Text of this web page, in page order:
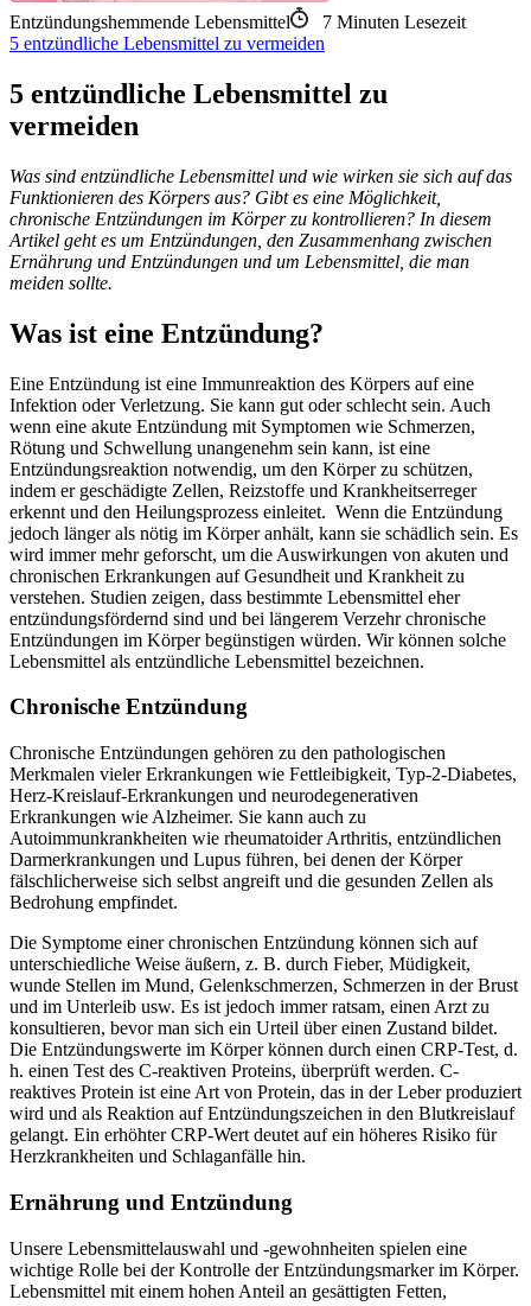
Entzündungshemmende Lebensmittel 7 Minuten Lesezeit
5 entzündliche Lebensmittel zu vermeiden
5 entzündliche Lebensmittel zu
vermeiden
Was sind entzündliche Lebensmittel und wie wirken sie sich auf das
Funktionieren des Körpers aus? Gibt es eine Möglichkeit,
chronische Entzündungen im Körper zu kontrollieren? In diesem
Artikel geht es um Entzündungen, den Zusammenhang zwischen
Ernährung und Entzündungen und um Lebensmittel, die man
meiden sollte.
Was ist eine Entzündung?
Eine Entzündung ist eine Immunreaktion des Körpers auf eine
Infektion oder Verletzung. Sie kann gut oder schlecht sein. Auch
wenn eine akute Entzündung mit Symptomen wie Schmerzen,
Rötung und Schwellung unangenehm sein kann, ist eine
Entzündungsreaktion notwendig, um den Körper zu schützen,
indem er geschädigte Zellen, Reizstoffe und Krankheitserreger
erkennt und den Heilungsprozess einleitet. Wenn die Entzündung
jedoch länger als nötig im Körper anhält, kann sie schädlich sein. Es
wird immer mehr geforscht, um die Auswirkungen von akuten und
chronischen Erkrankungen auf Gesundheit und Krankheit zu
verstehen. Studien zeigen, dass bestimmte Lebensmittel eher
entzündungsfördernd sind und bei längerem Verzehr chronische
Entzündungen im Körper begünstigen würden. Wir können solche
Lebensmittel als entzündliche Lebensmittel bezeichnen.
Chronische Entzündung
Chronische Entzündungen gehören zu den pathologischen
Merkmalen vieler Erkrankungen wie Fettleibigkeit, Typ-2-Diabetes,
Herz-Kreislauf-Erkrankungen und neurodegenerativen
Erkrankungen wie Alzheimer. Sie kann auch zu
Autoimmunkrankheiten wie rheumatoider Arthritis, entzündlichen
Darmerkrankungen und Lupus führen, bei denen der Körper
fälschlicherweise sich selbst angreift und die gesunden Zellen als
Bedrohung empfindet.
Die Symptome einer chronischen Entzündung können sich auf
unterschiedliche Weise äußern, z. B. durch Fieber, Müdigkeit,
wunde Stellen im Mund, Gelenkschmerzen, Schmerzen in der Brust
und im Unterleib usw. Es ist jedoch immer ratsam, einen Arzt zu
konsultieren, bevor man sich ein Urteil über einen Zustand bildet.
Die Entzündungswerte im Körper können durch einen CRP-Test, d.
h. einen Test des C-reaktiven Proteins, überprüft werden. C-
reaktives Protein ist eine Art von Protein, das in der Leber produziert
wird und als Reaktion auf Entzündungszeichen in den Blutkreislauf
gelangt. Ein erhöhter CRP-Wert deutet auf ein höheres Risiko für
Herzkrankheiten und Schlaganfälle hin.
Ernährung und Entzündung
Unsere Lebensmittelauswahl und -gewohnheiten spielen eine
wichtige Rolle bei der Kontrolle der Entzündungsmarker im Körper.
Lebensmittel mit einem hohen Anteil an gesättigten Fetten,